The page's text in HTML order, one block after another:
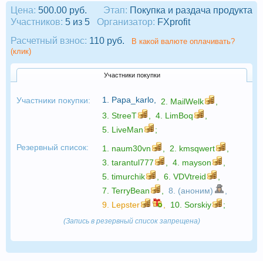
Этап: Покупка и раздача продукта
Цена: 500.00 руб.
Участников: 5 из 5 Организатор: FXprofit
Расчетный взнос: 110 руб.
В какой валюте оплачивать?
(клик)
Участники покупки
Участники покупки: 1. Papa_karlo 2. MailWelk
3. StreeT 4. LimBoq
5. LiveMan
;
Резервный список:
1. naum30vn 2. kmsqwert
3. tarantul777 4. mayson
5. timurchik 6. VDVtreid
7. TerryBean 8. (аноним)
9. Lepster 10. Sorskiy ;
(Запись в резервный список запрещена)